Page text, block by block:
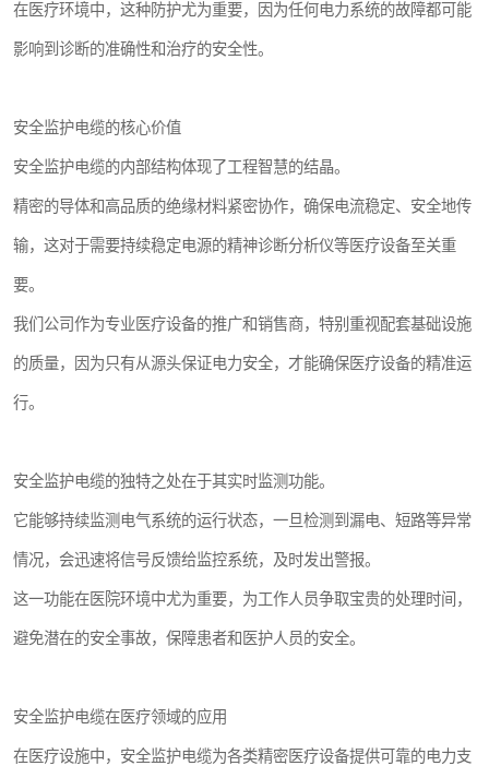
在医疗环境中，这种防护尤为重要，因为任何电力系统的故障都可能
影响到诊断的准确性和治疗的安全性。
安全监护电缆的核心价值
安全监护电缆的内部结构体现了工程智慧的结晶。
精密的导体和高品质的绝缘材料紧密协作，确保电流稳定、安全地传
输，这对于需要持续稳定电源的精神诊断分析仪等医疗设备至关重
要。
我们公司作为专业医疗设备的推广和销售商，特别重视配套基础设施
的质量，因为只有从源头保证电力安全，才能确保医疗设备的精准运
行。
安全监护电缆的独特之处在于其实时监测功能。
它能够持续监测电气系统的运行状态，一旦检测到漏电、短路等异常
情况，会迅速将信号反馈给监控系统，及时发出警报。
这一功能在医院环境中尤为重要，为工作人员争取宝贵的处理时间，
避免潜在的安全事故，保障患者和医护人员的安全。
安全监护电缆在医疗领域的应用
在医疗设施中，安全监护电缆为各类精密医疗设备提供可靠的电力支